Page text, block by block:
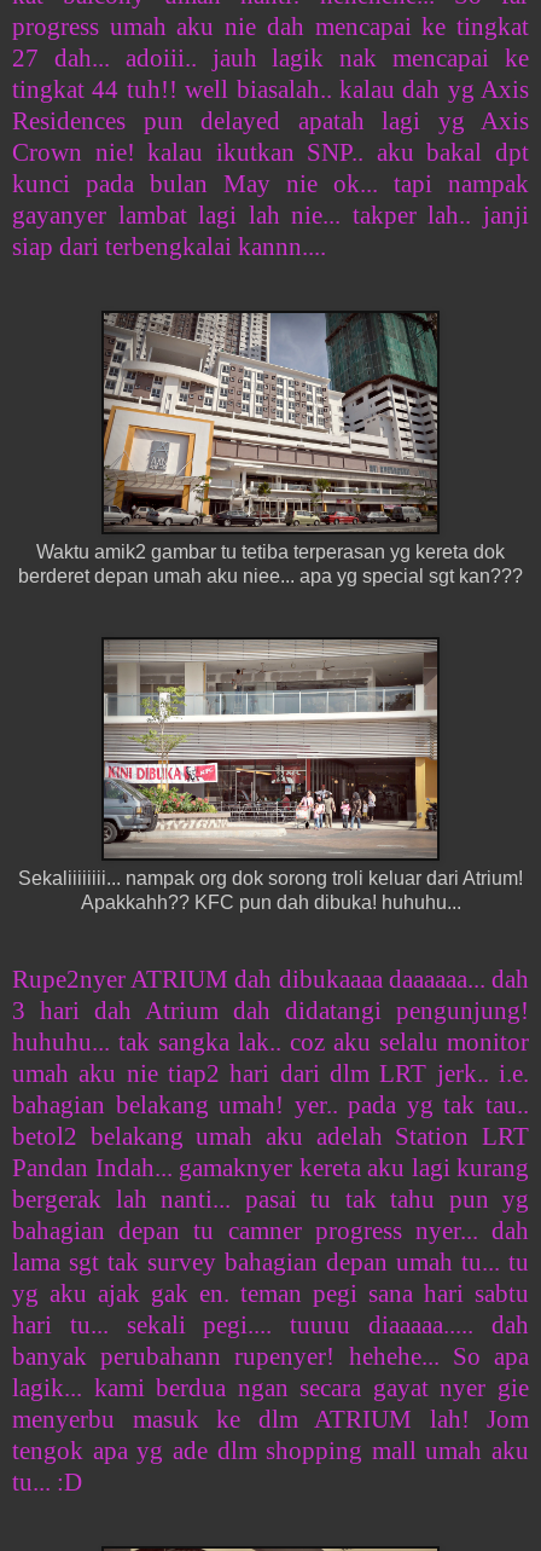
progress umah aku nie dah mencapai ke tingkat
27 dah... adoiii.. jauh lagik nak mencapai ke
tingkat 44 tuh!! well biasalah.. kalau dah yg Axis
Residences pun delayed apatah lagi yg Axis
Crown nie! kalau ikutkan SNP.. aku bakal dpt
kunci pada bulan May nie ok... tapi nampak
gayanyer lambat lagi lah nie... takper lah.. janji
siap dari terbengkalai kannn....
Waktu amik2 gambar tu tetiba terperasan yg kereta dok
berderet depan umah aku niee... apa yg special sgt kan???
Sekaliiiiiiii... nampak org dok sorong troli keluar dari Atrium!
Apakkahh?? KFC pun dah dibuka! huhuhu...
Rupe2nyer ATRIUM dah dibukaaaa daaaaaa... dah
3 hari dah Atrium dah didatangi pengunjung!
huhuhu... tak sangka lak.. coz aku selalu monitor
umah aku nie tiap2 hari dari dlm LRT jerk.. i.e.
bahagian belakang umah! yer.. pada yg tak tau..
betol2 belakang umah aku adelah Station LRT
Pandan Indah... gamaknyer kereta aku lagi kurang
bergerak lah nanti... pasai tu tak tahu pun yg
bahagian depan tu camner progress nyer... dah
lama sgt tak survey bahagian depan umah tu... tu
yg aku ajak gak en. teman pegi sana hari sabtu
hari tu... sekali pegi.... tuuuu diaaaaa..... dah
banyak perubahann rupenyer! hehehe... So apa
lagik... kami berdua ngan secara gayat nyer gie
menyerbu masuk ke dlm ATRIUM lah! Jom
tengok apa yg ade dlm shopping mall umah aku
tu... :D